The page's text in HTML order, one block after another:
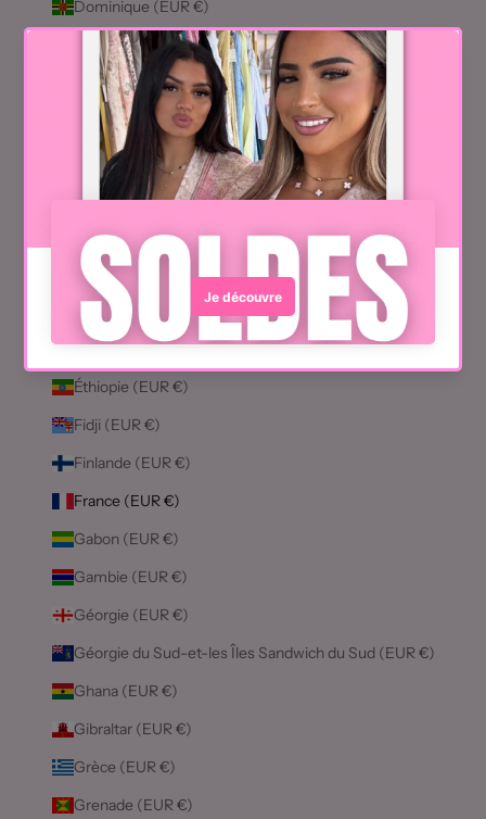
Dominique (EUR €)
Égypte (EUR €)
Émirats arabes unis (EUR €)
Équateur (EUR €)
Érythrée (EUR €)
Espagne (EUR €)
Estonie (EUR €)
Eswatini (EUR €)
État de la Cité du Vatican (EUR €)
États-Unis (EUR €)
Éthiopie (EUR €)
Fidji (EUR €)
Finlande (EUR €)
France (EUR €)
Gabon (EUR €)
Gambie (EUR €)
Géorgie (EUR €)
Géorgie du Sud-et-les Îles Sandwich du Sud (EUR €)
Ghana (EUR €)
Gibraltar (EUR €)
Grèce (EUR €)
Grenade (EUR €)